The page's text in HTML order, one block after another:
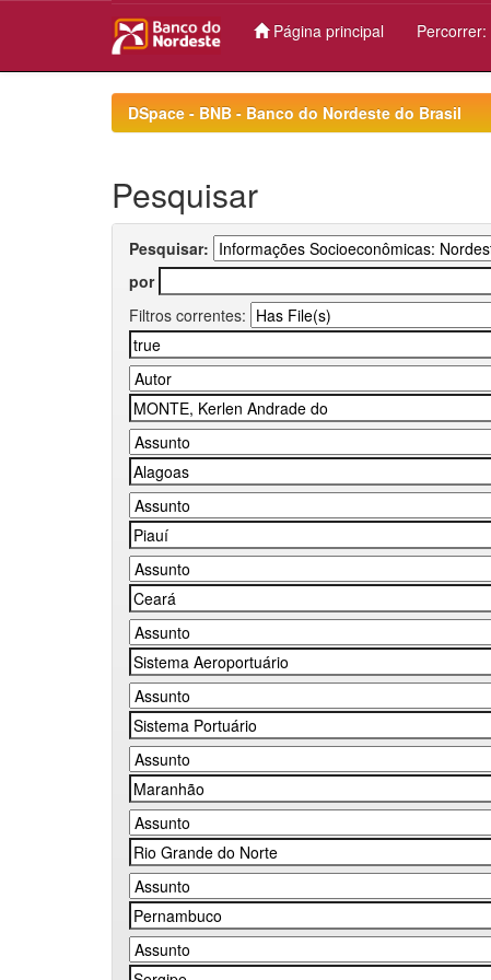
Página principal Percorrer:
DSpace - BNB - Banco do Nordeste do Brasil
Pesquisar
Pesquisar:
por
Filtros correntes: